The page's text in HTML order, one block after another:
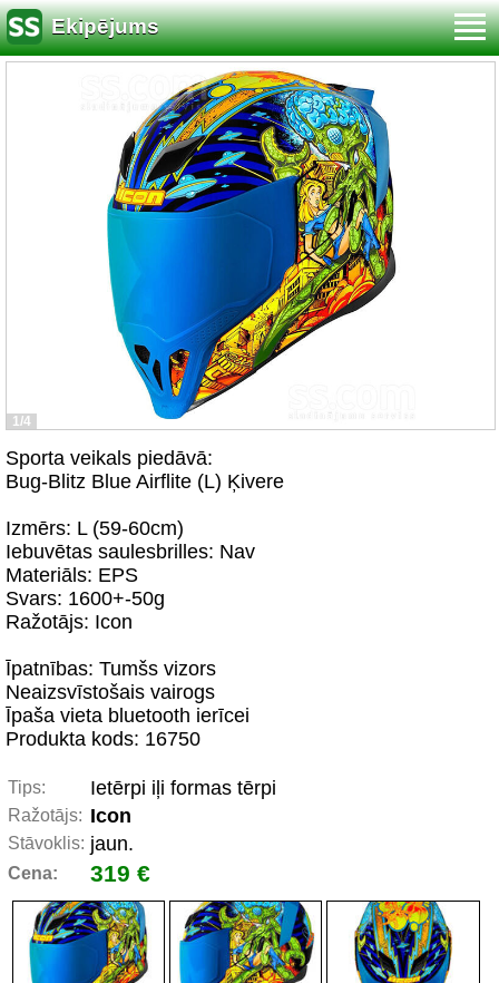
Ekipējums
1/4
Sporta veikals piedāvā:
Bug-Blitz Blue Airflite (L) Ķivere
Izmērs: L (59-60cm)
Iebuvētas saulesbrilles: Nav
Materiāls: EPS
Svars: 1600+-50g
Ražotājs: Icon
Īpatnības: Tumšs vizors
Neaizsvīstošais vairogs
Īpaša vieta bluetooth ierīcei
Produkta kods: 16750
Tips: Ietērpi iļi formas tērpi
Ražotājs: Icon
Stāvoklis: jaun.
Cena: 319 €